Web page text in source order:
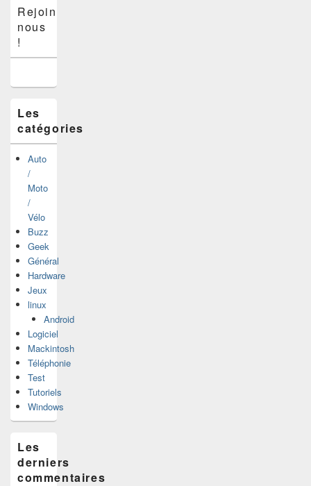
principale
de
widget
latérale
Rejoins-
nous
!
Les
catégories
Auto
/
Moto
/
Vélo
Buzz
Geek
Général
Hardware
Jeux
linux
Android
Logiciel
Mackintosh
Téléphonie
Test
Tutoriels
Windows
Les
derniers
commentaires